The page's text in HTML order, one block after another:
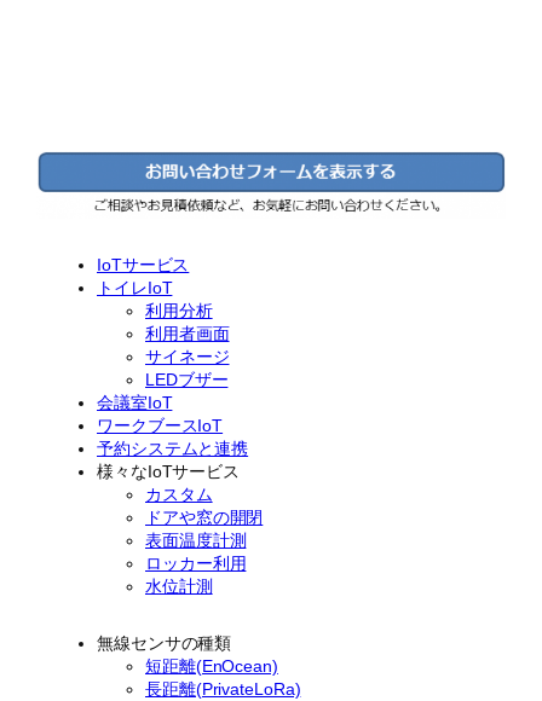
IoTサービス
トイレIoT
利用分析
利用者画面
サイネージ
LEDブザー
会議室IoT
ワークブースIoT
予約システムと連携
様々なIoTサービス
カスタム
ドアや窓の開閉
表面温度計測
ロッカー利用
水位計測
無線センサの種類
短距離(EnOcean)
長距離(PrivateLoRa)